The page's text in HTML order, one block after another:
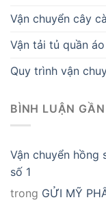
Vận chuyển cây
Vận tải tủ quần
Quy trình vận
BÌNH LUẬN
Vận chuyển hồng
số 1
trong GỬI MỸ